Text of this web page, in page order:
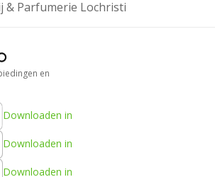
& Parfumerie Lochristi
en
Downloaden in
Downloaden in
Downloaden in